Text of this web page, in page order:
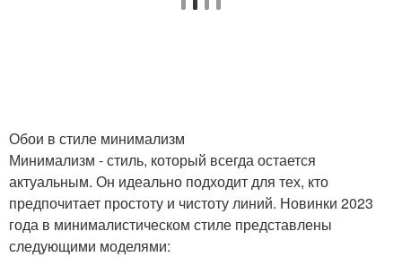
Обои в стиле минимализм
Минимализм - стиль, который всегда остается
актуальным. Он идеально подходит для тех, кто
предпочитает простоту и чистоту линий. Новинки 2023
года в минималистическом стиле представлены
следующими моделями: